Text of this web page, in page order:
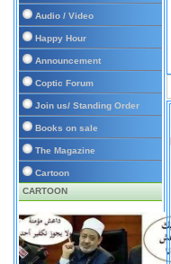
Audio / Video
Happy Hour
Announcement
Coptic Forum
Join us/ Standing Order
Books on sale
The Magazine
Cartoon
CARTOON